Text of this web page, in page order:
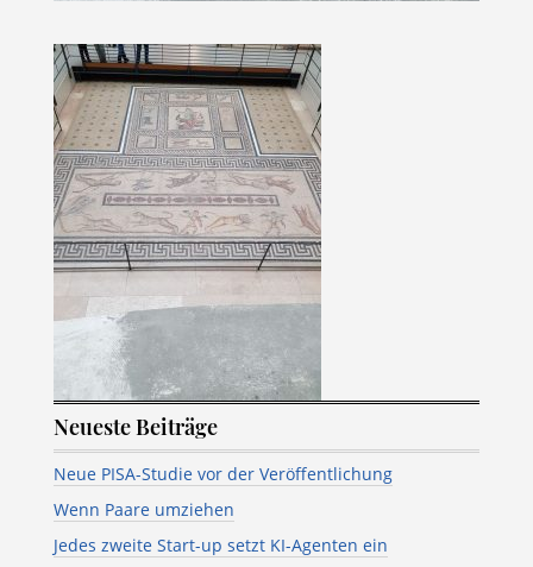
Neueste Beiträge
Neue PISA-Studie vor der Veröffentlichung
Wenn Paare umziehen
Jedes zweite Start-up setzt KI-Agenten ein